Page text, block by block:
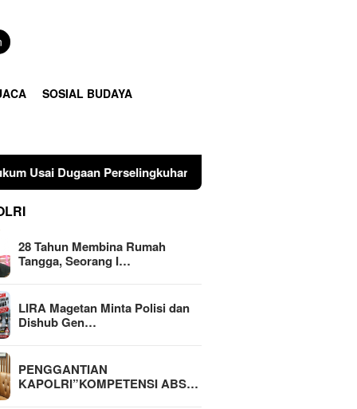
SOSIAL BUDAYA
Suami di Sulawesi Tengah
28 Tahun Membina Rumah
Tangga, Seorang I…
LIRA Magetan Minta Polisi dan
Dishub Gen…
PENGGANTIAN
KAPOLRI”KOMPETENSI ABS…